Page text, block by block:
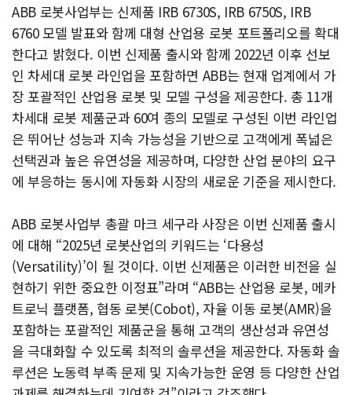
ABB 로봇사업부는 신제품 IRB 6730S, IRB 6750S, IRB
6760 모델 발표와 함께 대형 산업용 로봇 포트폴리오를 확대
한다고 밝혔다. 이번 신제품 출시와 함께 2022년 이후 선보
인 차세대 로봇 라인업을 포함하면 ABB는 현재 업계에서 가
장 포괄적인 산업용 로봇 및 모델 구성을 제공한다. 총 11개
차세대 로봇 제품군과 60여 종의 모델로 구성된 이번 라인업
은 뛰어난 성능과 지속 가능성을 기반으로 고객에게 폭넓은
선택권과 높은 유연성을 제공하며, 다양한 산업 분야의 요구
에 부응하는 동시에 자동화 시장의 새로운 기준을 제시한다.
ABB 로봇사업부 총괄 마크 세구라 사장은 이번 신제품 출시
에 대해 “2025년 로봇산업의 키워드는 ‘다용성
(Versatility)’이 될 것이다. 이번 신제품은 이러한 비전을 실
현하기 위한 중요한 이정표”라며 “ABB는 산업용 로봇, 메카
트로닉 플랫폼, 협동 로봇(Cobot), 자율 이동 로봇(AMR)을
포함하는 포괄적인 제품군을 통해 고객의 생산성과 유연성
을 극대화할 수 있도록 최적의 솔루션을 제공한다. 자동화 솔
루션은 노동력 부족 문제 및 지속가능한 운영 등 다양한 산업